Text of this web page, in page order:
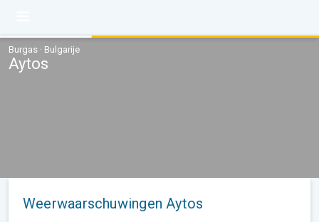
Burgas · Bulgarije
Aytos
Weerwaarschuwingen Aytos